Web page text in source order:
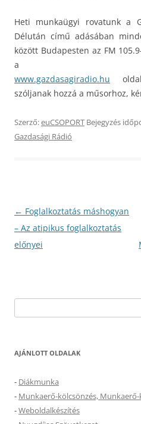
Heti munkaügyi rovatunk a
Délután című adásában
között Budapesten az FM
a
www.gazdasagiradio.hu
szóljanak hozzá a műsorhoz,
Szerző:euCSOPORT Bejegyzés
Gazdasági Rádió
Bejegyzés
navigáció
← Foglalkoztatás máshogyan
– Az atipikus foglalkoztatás
előnyei
AJÁNLOTT OLDALAK
- Diákmunka
- Munkaerő-kölcsönzés,
-Weboldalkészítés